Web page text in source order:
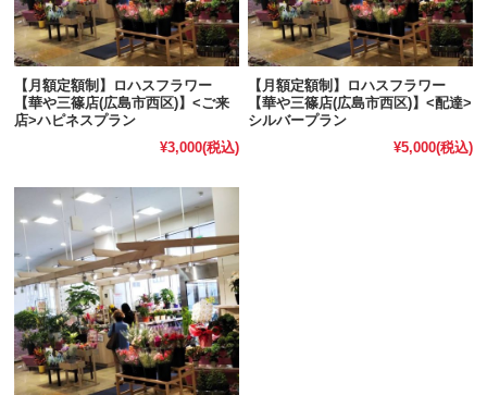
【月額定額制】ロハスフラワー
【華や三篠店(広島市西区)】<ご来
店>ハピネスプラン
¥3,000(税込)
【月額定額制】ロハスフラワー
【華や三篠店(広島市西区)】<配達>
シルバープラン
¥5,000(税込)